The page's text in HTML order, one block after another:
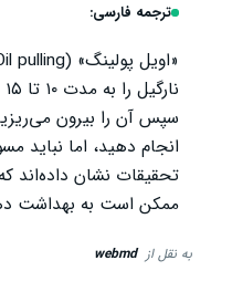
ترجمه فارسی:
سپس آن را بیرون
انجام دهید، اما نباید
تحقیقات نشان داده‌اند
ممکن است به بهداشت
به نقل از webmd